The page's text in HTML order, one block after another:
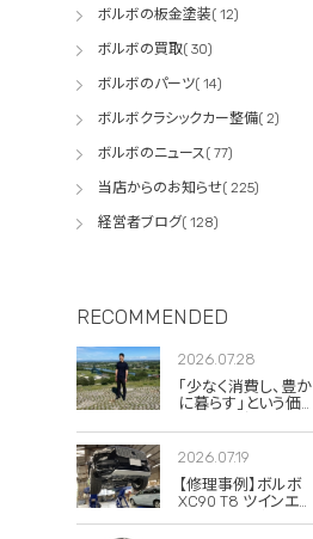
ボルボの板金塗装( 12)
ボルボの買取( 30)
ボルボのパーツ( 14)
ボルボクラシックカー整備( 2)
ボルボのニュース( 77)
当店からのお知らせ( 225)
経営者ブログ( 128)
RECOMMENDED
2026.07.28
「少なく消費し、豊か
に暮らす」という価
スウェーデンに惹か
れる理由
2026.07.19
【修理事例】ボルボ
XC90 T8 ツインエン